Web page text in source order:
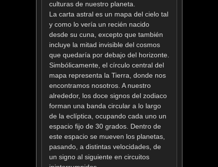
culturas de nuestro planeta.
La carta astral es un mapa del cielo tal
y como lo vería un recién nacido
desde su cuna, excepto que también
incluye la mitad invisible del cosmos
que quedaría por debajo del horizonte.
Simbólicamente, el círculo central del
mapa representa la Tierra, donde nos
encontramos nosotros. A nuestro
alrededor, los doce signos del zodiaco
forman una banda circular a lo largo
de la eclíptica, ocupando cada uno un
espacio fijo de 30 grados. Dentro de
este espacio se mueven los planetas,
pasando, a distintas velocidades, de
un signo al siguiente en circuitos